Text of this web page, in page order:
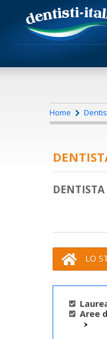
Home
DENTISTA
LO
Aree